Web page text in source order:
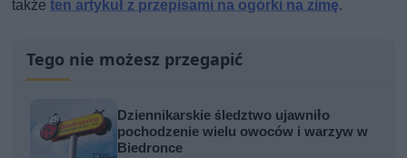
takżeten artykuł z przepisami na ogórki na zimę.
Tego nie możesz przegapić
Dziennikarskie śledztwo ujawniło
pochodzenie wielu owoców i warzyw w
Biedronce